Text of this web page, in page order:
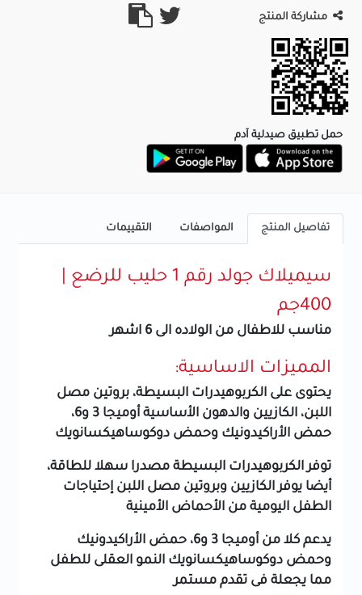
مشاركة المنتج
حمل تطبيق صيدلية آدم
تفاصيل المنتج المواصفات التقييمات
سيميلاك جولد رقم 1 حليب للرضع |
400جم
مناسب للاطفال من الولاده الى 6 اشهر
المميزات الاساسية:
يحتوى على الكربوهيدرات البسيطة، بروتين مصل
اللبن، الكازيين والدهون الأساسية أوميجا 3 و6،
حمض الأراكيدونيك وحمض دوكوساهيكسانويك
توفر الكربوهيدرات البسيطة مصدرا سهلا للطاقة،
أيضا يوفر الكازيين وبروتين مصل اللبن إحتياجات
الطفل اليومية من الأحماض الأمينية
يدعم كلا من أوميجا 3 و6، حمض الأراكيدونيك
وحمض دوكوساهيكسانويك النمو العقلى للطفل
مما يجعلة فى تقدم مستمر